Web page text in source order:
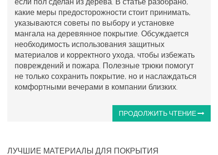
какие меры предосторожности стоит принимать,
указываются советы по выбору и установке
мангала на деревянное покрытие. Обсуждается
необходимость использования защитных
материалов и корректного ухода, чтобы избежать
повреждений и пожара. Полезные трюки помогут
не только сохранить покрытие, но и наслаждаться
комфортными вечерами в компании близких.
ПРОДОЛЖИТЬ ЧТЕНИЕ
ЛУЧШИЕ МАТЕРИАЛЫ ДЛЯ ПОКРЫТИЯ